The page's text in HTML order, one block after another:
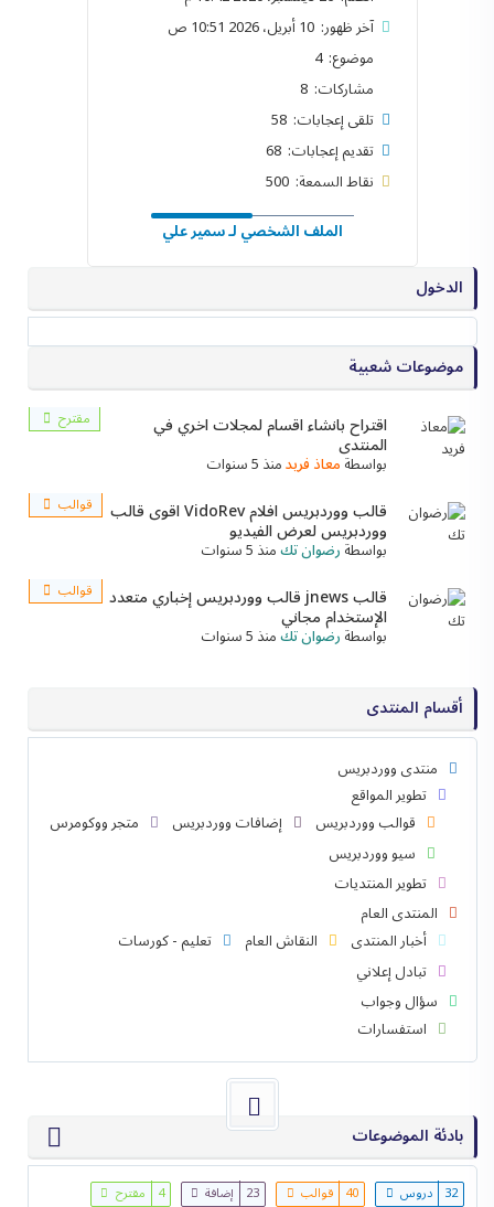
آخر ظهور: 10 أبريل، 2026 10:51 ص
تلقى إعجابات: 58
تقديم إعجابات: 68
الملف الشخصي لـ سمير علي
الدخول
موضوعات شعبية
مقترح اقتراح بانشاء اقسام لمجلات اخري في
المنتدى
بواسطةمعاذ فريدمنذ 5 سنوات
قوالب قالب ووردبريس افلام VidoRev اقوى قالب
ووردبريس لعرض الفيديو
بواسطةرضوان تكمنذ 5 سنوات
قوالب قالب jnews قالب ووردبريس إخباري متعدد
الإستخدام مجاني
بواسطةرضوان تكمنذ 5 سنوات
أقسام المنتدى
منتدى ووردبريس
تطوير المواقع
قوالب ووردبريس
إضافات ووردبريس
متجر ووكومرس
سيو ووردبريس
تطوير المنتديات
المنتدى العام
أخبار المنتدى
النقاش العام
تعليم - كورسات
تبادل إعلاني
سؤال وجواب
استفسارات
بادئة الموضوعات
32 دروس 40 قوالب 23 إضافة 4 مقترح